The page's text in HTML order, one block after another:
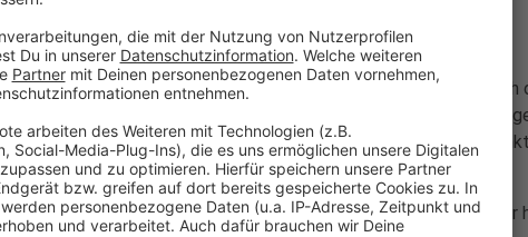
Anzeige
Ob das mit den Corona-Regeln funktioniert, hat das Naturbad auch
herausgefunden. Die Rutsche zum Beispiel, die war für ein paar
mit dem Sicherheits-Abstand zwischen den Badegästen nicht
Rutschen flach.
Beim Sprungturm und beim Kleinkinderbecken war das anders. Hier